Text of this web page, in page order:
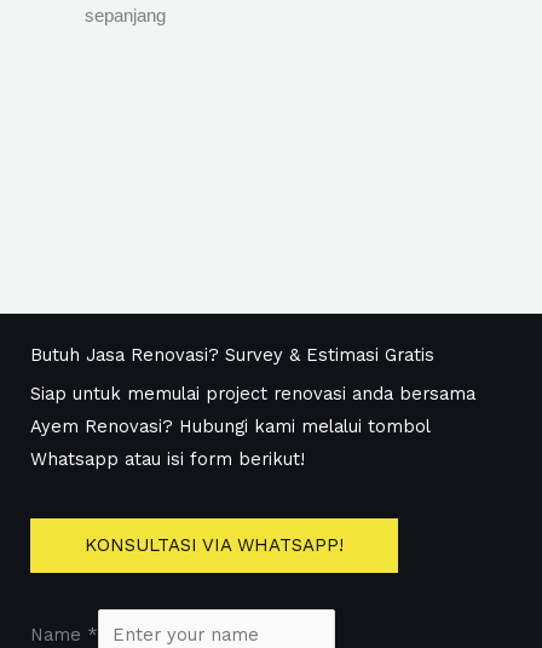
sepanjang
Butuh Jasa Renovasi? Survey & Estimasi Gratis
Siap untuk memulai project renovasi anda bersama
Ayem Renovasi? Hubungi kami melalui tombol
Whatsapp atau isi form berikut!
KONSULTASI VIA WHATSAPP!
Name *